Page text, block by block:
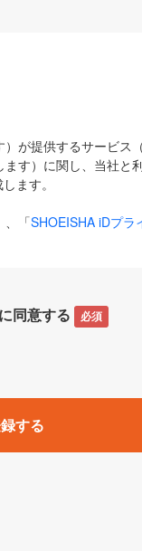
が提供するサービス
す）に関し、当社と
ます。
、「SHOEISHA iDプラ
名称や内容が変更さ
ベントやキャンペーン
」「
同意する 必須
する